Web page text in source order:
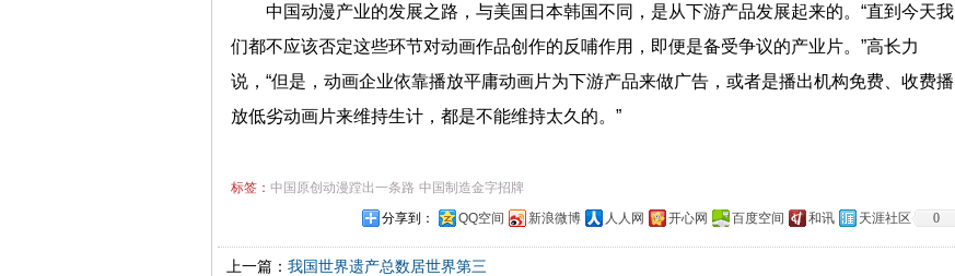
中国动漫产业的发展之路，与美国日本韩国不同，是从下游产品发展起来的。“直到今天我
们都不应该否定这些环节对动画作品创作的反哺作用，即便是备受争议的产业片。”高长力
说，“但是，动画企业依靠播放平庸动画片为下游产品来做广告，或者是播出机构免费、收费播
放低劣动画片来维持生计，都是不能维持太久的。”
标签： 中国原创动漫蹚出一条路 中国制造金字招牌
分享到：
QQ空间 新浪微博 人人网 开心网 百度空间 和讯 天涯社区 0
上一篇： 我国世界遗产总数居世界第三